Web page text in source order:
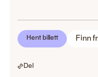
Hent billett Finn
Del